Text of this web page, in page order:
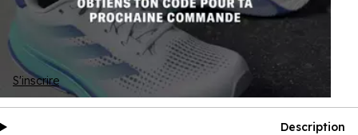
S'inscrire
Description